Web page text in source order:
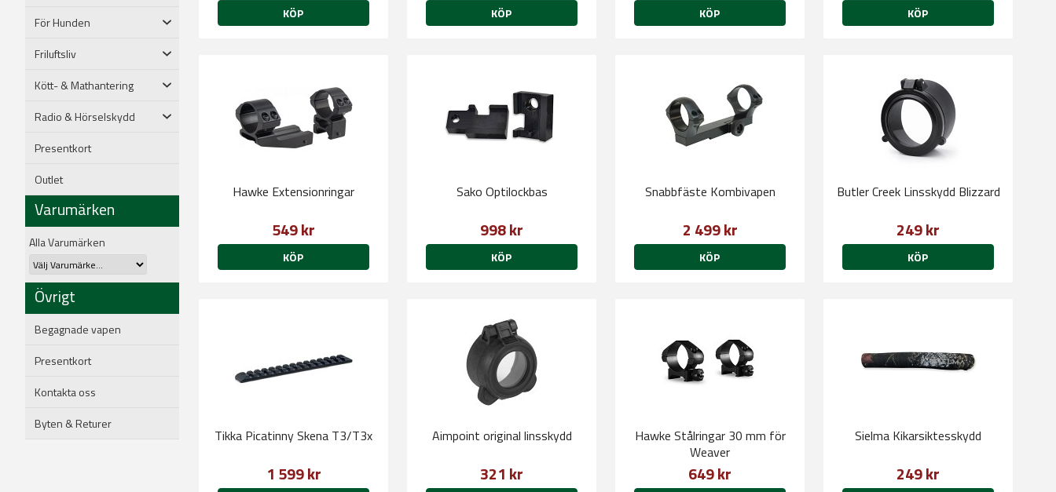
För Hunden
Friluftsliv
Kött- & Mathantering
Radio & Hörselskydd
Presentkort
Outlet
Varumärken
Alla Varumärken
Övrigt
Begagnade vapen
Presentkort
Kontakta oss
Byten & Returer
KÖP KÖP KÖP KÖP
Hawke Extensionringar
549 kr
KÖP
Sako Optilockbas
998 kr
KÖP
Snabbfäste Kombivapen
2 499 kr
KÖP
Butler Creek Linsskydd Blizzard
249 kr
KÖP
Tikka Picatinny Skena T3/T3x
1 599 kr
Aimpoint original linsskydd
321 kr
Hawke Stålringar 30 mm för
Weaver
649 kr
Sielma Kikarsiktesskydd
249 kr